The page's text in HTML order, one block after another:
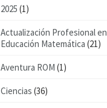
2025 (1)
Actualización Profesional en
Educación Matemática (21)
Aventura ROM (1)
Ciencias (36)